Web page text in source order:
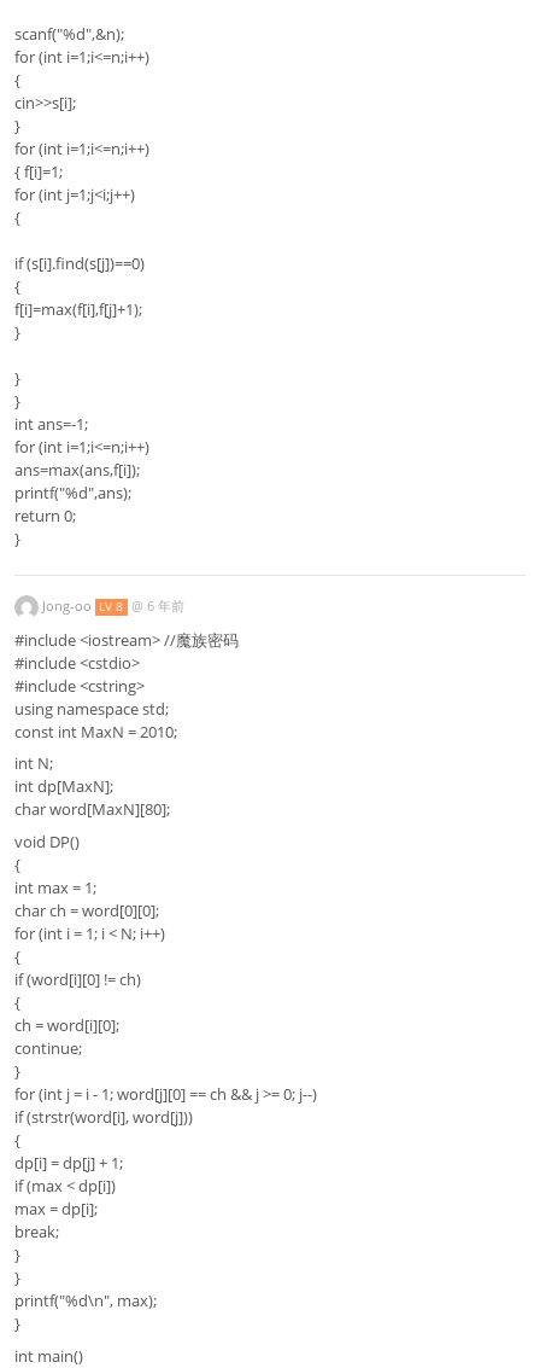
scanf("%d",&n);
for (int i=1;i<=n;i++)
{
cin>>s[i];
}
for (int i=1;i<=n;i++)
{ f[i]=1;
for (int j=1;j<i;j++)
{
if (s[i].find(s[j])==0)
{
f[i]=max(f[i],f[j]+1);
}
}
}
int ans=-1;
for (int i=1;i<=n;i++)
ans=max(ans,f[i]);
printf("%d",ans);
return 0;
}
Jong-oo LV 8 @ 6 年前
#include <iostream> //魔族密码
#include <cstdio>
#include <cstring>
using namespace std;
const int MaxN = 2010;
int N;
int dp[MaxN];
char word[MaxN][80];
void DP()
{
int max = 1;
char ch = word[0][0];
for (int i = 1; i < N; i++)
{
if (word[i][0] != ch)
{
ch = word[i][0];
continue;
}
for (int j = i - 1; word[j][0] == ch && j >= 0; j--)
if (strstr(word[i], word[j]))
{
dp[i] = dp[j] + 1;
if (max < dp[i])
max = dp[i];
break;
}
}
printf("%d\n", max);
}
int main()